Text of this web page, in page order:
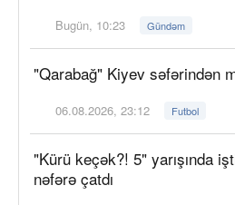
Bugün, 10:23 Gündəm
"Qarabağ" Kiyev səfərindən
06.08.2026, 23:12 Futbol
"Kürü keçək?! 5" yarışında
nəfərə çatdı